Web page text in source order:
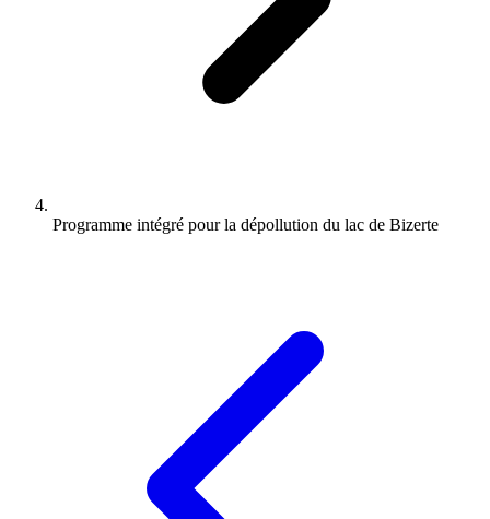
Programme intégré pour la dépollution du lac de Bizerte